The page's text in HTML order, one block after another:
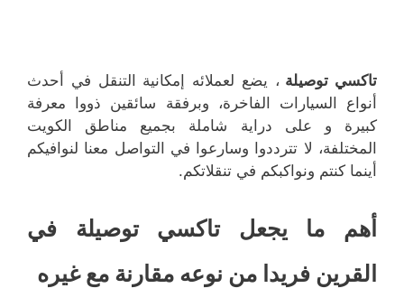
تاكسي توصيلة ، يضع لعملائه إمكانية التنقل في أحدث
أنواع السيارات الفاخرة، وبرفقة سائقين ذووا معرفة
كبيرة و على دراية شاملة بجميع مناطق الكويت
المختلفة، لا تترددوا وسارعوا في التواصل معنا لنوافيكم
أينما كنتم ونواكبكم في تنقلاتكم.
أهم ما يجعل تاكسي توصيلة في
القرين فريدا من نوعه مقارنة مع غيره